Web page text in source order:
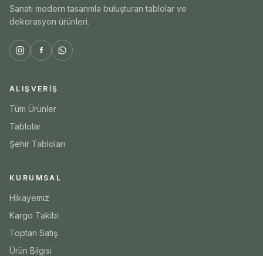
Sanatı modern tasarımla buluşturan tablolar ve
dekorasyon ürünleri.
ALIŞVERIŞ
Tüm Ürünler
Tablolar
Şehir Tabloları
KURUMSAL
Hikayemiz
Kargo Takibi
Toptan Satış
Ürün Bilgisi